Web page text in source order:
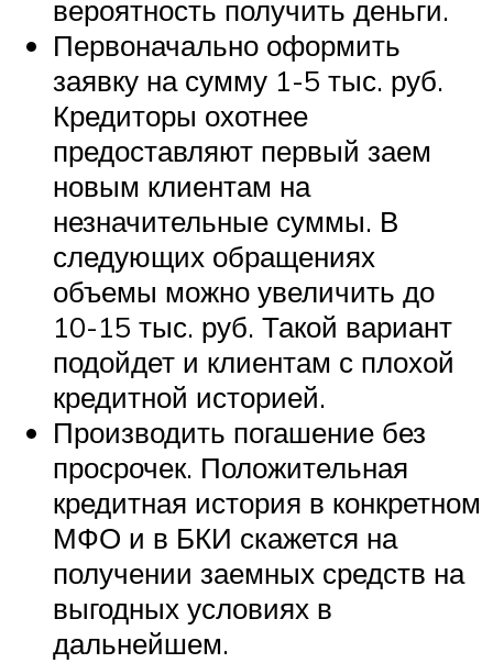
вероятность получить деньги.
Первоначально оформить
заявку на сумму 1-5 тыс. руб.
Кредиторы охотнее
предоставляют первый заем
новым клиентам на
незначительные суммы. В
следующих обращениях
объемы можно увеличить до
10-15 тыс. руб. Такой вариант
подойдет и клиентам с плохой
кредитной историей.
Производить погашение без
просрочек. Положительная
кредитная история в конкретном
МФО и в БКИ скажется на
получении заемных средств на
выгодных условиях в
дальнейшем.